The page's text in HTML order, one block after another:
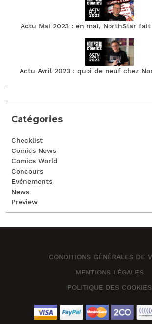
Actu Mai 2023 : en mai, NorthStar
Actu Avril 2023 : quoi de neuf chez
Catégories
Checklist
Comics News
Comics World
Concours
Evénements
News
Preview
CONDITIONS GÉNÉRALES DE
MENTIONS LÉGALES
POLITIQUE DES COOKIES